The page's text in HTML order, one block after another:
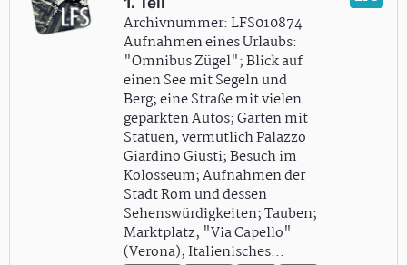
Archivnummer: LFS010874
Aufnahmen eines Urlaubs:
"Omnibus Zügel"; Blick auf
einen See mit Segeln und
Berg; eine Straße mit vielen
geparkten Autos; Garten mit
Statuen, vermutlich Palazzo
Giardino Giusti; Besuch im
Kolosseum; Aufnahmen der
Stadt Rom und dessen
Sehenswürdigkeiten; Tauben;
Marktplatz; "Via Capello"
(Verona); Italienisches…